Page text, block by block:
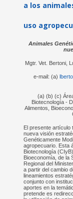
a los
uso
Animales
Mgtr. Vet. Bertoni,
e-mail: (a)
(a) (b) (c)
Biotecnología -
Alimentos,
El presente artículo
nueva visión
Genéticamente
agropecuario. Esta
Biotecnología
Bioeconomía, de la
Regional del
a partir del cambio
lineamientos
conjunto con
aportes en la
pretende es